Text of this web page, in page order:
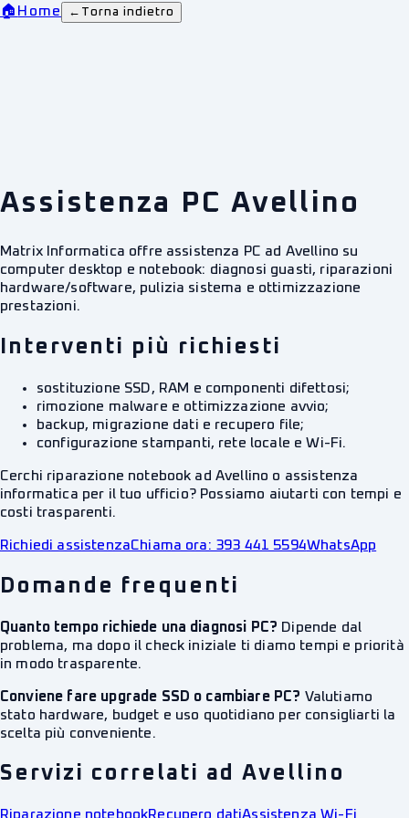
🏠 Home ← Torna indietro
Assistenza PC Avellino
Matrix Informatica offre assistenza PC ad Avellino su
computer desktop e notebook: diagnosi guasti, riparazioni
hardware/software, pulizia sistema e ottimizzazione
prestazioni.
Interventi più richiesti
sostituzione SSD, RAM e componenti difettosi;
rimozione malware e ottimizzazione avvio;
backup, migrazione dati e recupero file;
configurazione stampanti, rete locale e Wi-Fi.
Cerchi riparazione notebook ad Avellino o assistenza
informatica per il tuo ufficio? Possiamo aiutarti con tempi e
costi trasparenti.
Richiedi assistenzaChiama ora: 393 441 5594WhatsApp
Domande frequenti
Quanto tempo richiede una diagnosi PC? Dipende dal
problema, ma dopo il check iniziale ti diamo tempi e priorità
in modo trasparente.
Conviene fare upgrade SSD o cambiare PC? Valutiamo
stato hardware, budget e uso quotidiano per consigliarti la
scelta più conveniente.
Servizi correlati ad Avellino
Riparazione notebookRecupero datiAssistenza Wi-Fi